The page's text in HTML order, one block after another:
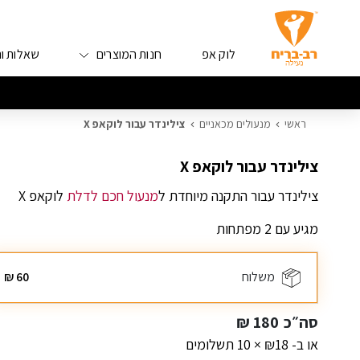
לוק אפ חנות המוצרים שאלות
ראשי מנעולים מכאניים צילינדר עבור לוקאפ X
צילינדר עבור לוקאפ X
צילינדר עבור התקנה מיוחדת למנעול חכם לדלת לוקאפ X
מגיע עם 2 מפתחות
משלוח ₪60
₪ 180 סה״כ
או ב- ₪18 × 10 תשלומים